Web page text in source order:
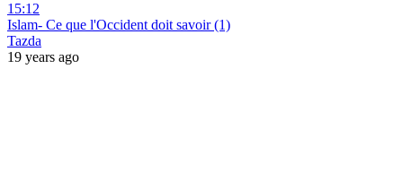
15:12
Islam- Ce que l'Occident doit savoir (1)
Tazda
19 years ago